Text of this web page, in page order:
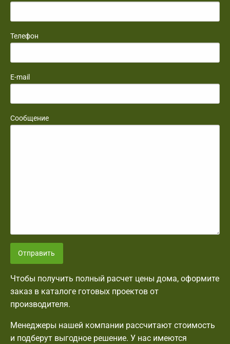
Телефон
E-mail
Сообщение
Отправить
Чтобы получить полный расчет цены дома, оформите
заказ в каталоге готовых проектов от
производителя.
Менеджеры нашей компании рассчитают стоимость
и подберут выгодное решение. У нас имеются